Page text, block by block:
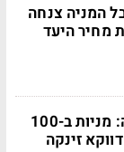
זילו זינקו 18% אבל המניה צנחה
את מחיר היעד
מכרו בשמועה, קנו בידיעה: מניות ב-100